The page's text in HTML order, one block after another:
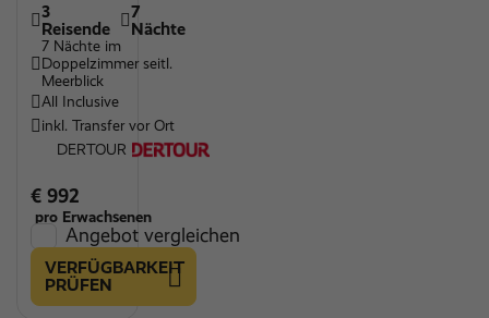
3
Reisende
7
Nächte
7 Nächte im
Doppelzimmer seitl.
Meerblick
All Inclusive
inkl. Transfer vor Ort
DERTOUR
€ 992
pro Erwachsenen
Angebot vergleichen
VERFÜGBARKEIT
PRÜFEN